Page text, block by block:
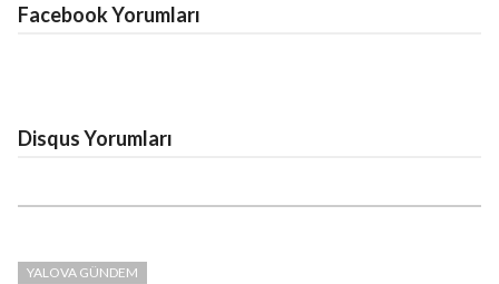
Facebook Yorumları
Disqus Yorumları
YALOVA GÜNDEM